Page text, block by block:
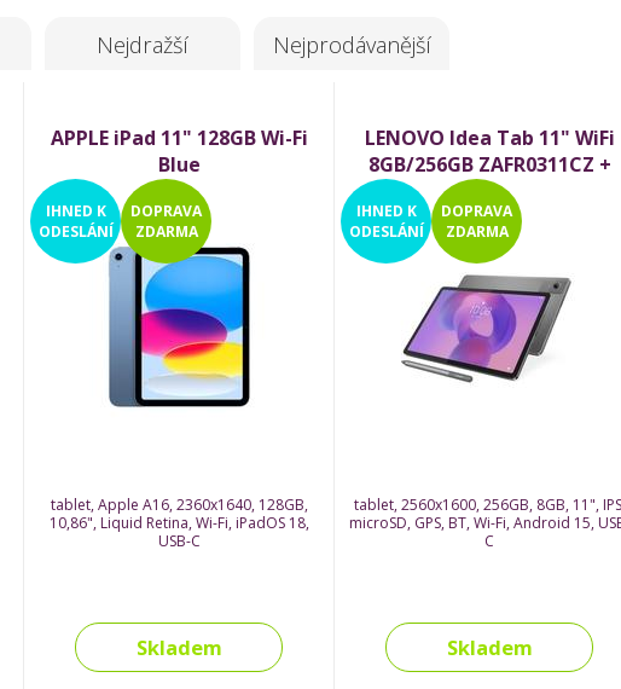
Nejdražší Nejprodávanější
APPLE iPad 11" 128GB Wi-Fi
Blue
tablet, Apple A16, 2360x1640, 128GB,
10,86", Liquid Retina, Wi-Fi, iPadOS 18,
USB-C
IHNED K
ODESLÁNÍ
DOPRAVA
ZDARMA
Skladem
LENOVO Idea Tab 11" WiFi
8GB/256GB ZAFR0311CZ +
klávesnice a dotykové pero
tablet, 2560x1600, 256GB, 8GB, 11",
microSD, GPS, BT, Wi-Fi, Android 15,
C
IHNED K
ODESLÁNÍ
DOPRAVA
ZDARMA
Skladem